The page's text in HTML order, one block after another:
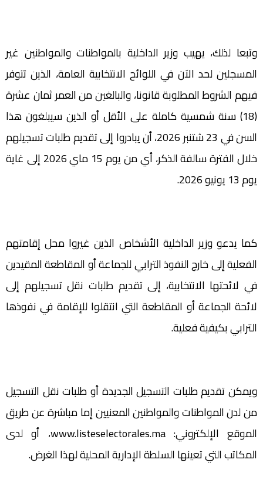
وتبعا لذلك، يهيب وزير الداخلية بالمواطنات والمواطنين غير
المسجلين لحد الآن في اللوائح الانتخابية العامة، الذين تتوفر
فيهم الشروط المطلوبة قانونا، والبالغين من العمر ثمان عشرة
(18) سنة شمسية كاملة على الأقل أو الذين سيبلغون هذا
السن في 23 شتنبر 2026، أن يبادروا إلى تقديم طلبات تسجيلهم
خلال الفترة سالفة الذكر، أي من يوم 15 ماي 2026 إلى غاية
يوم 13 يونيو 2026.
كما يدعو وزير الداخلية الأشخاص الذين غيروا محل إقامتهم
الفعلية إلى خارج النفوذ الترابي للجماعة أو المقاطعة المقيدين
في لائحتها الانتخابية، إلى تقديم طلبات نقل تسجيلهم إلى
لائحة الجماعة أو المقاطعة التي انتقلوا للإقامة في نفوذها
الترابي بكيفية فعلية.
ويمكن تقديم طلبات التسجيل الجديدة أو طلبات نقل التسجيل
من لدن المواطنات والمواطنين المعنيين إما مباشرة عن طريق
الموقع الإلكتروني: www.listeselectorales.ma، أو لدى
المكاتب التي تعينها السلطة الإدارية المحلية لهذا الغرض.